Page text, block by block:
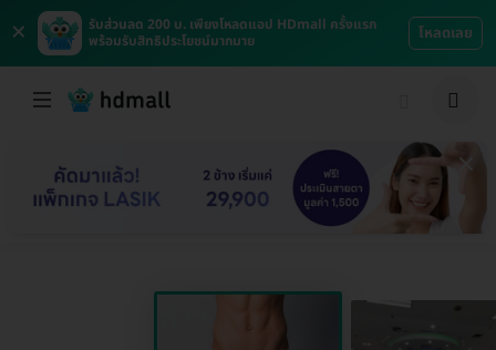
×
รับส่วนลด 200 บ. เพียงโหลดแอป HDmall ครั้งแรก
พร้อมรับสิทธิประโยชน์มากมาย
โหลดเลย